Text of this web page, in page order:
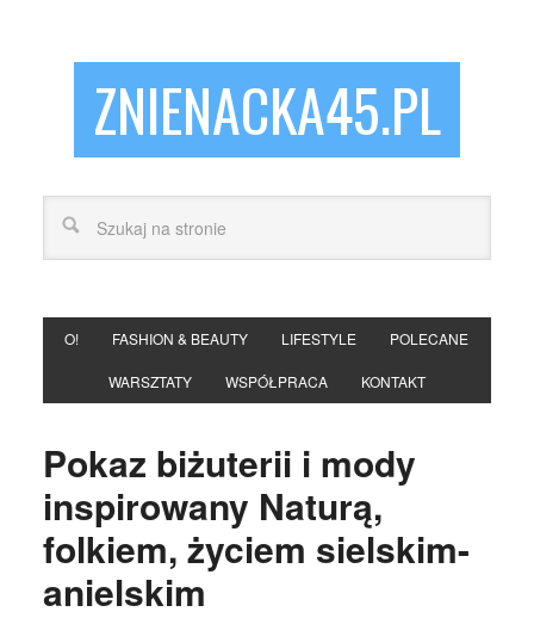
ZNIENACKA45.PL
O! FASHION & BEAUTY LIFESTYLE POLECANE
WARSZTATY WSPÓŁPRACA KONTAKT
Pokaz biżuterii i mody
inspirowany Naturą,
folkiem, życiem sielskim-
anielskim